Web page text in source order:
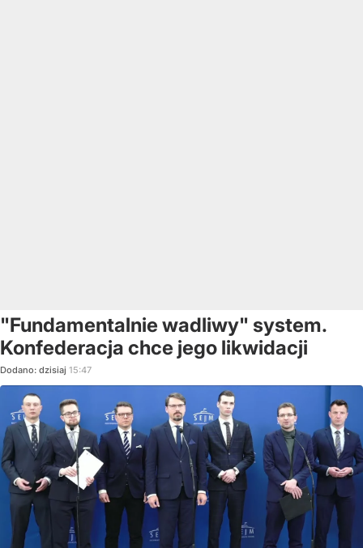
"Fundamentalnie wadliwy" system.
Konfederacja chce jego likwidacji
Dodano: dzisiaj 15:47